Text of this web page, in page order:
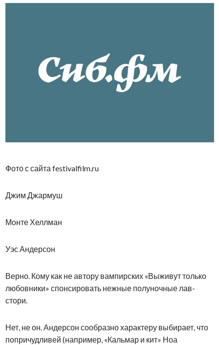
Фото с сайта festivalfilm.ru
Джим Джармуш
Монте Хеллман
Уэс Андерсон
Верно. Кому как не автору вампирских «Выживут только
любовники» спонсировать нежные полуночные лав-
стори.
Нет, не он. Андерсон сообразно характеру выбирает, что
попричудливей (например, «Кальмар и кит» Ноа